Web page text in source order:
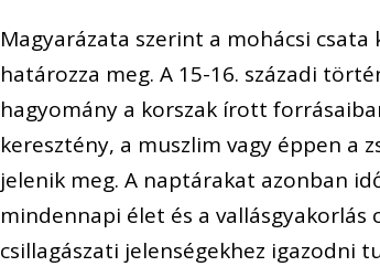
Magyarázata szerint a mohácsi
határozza meg. A 15-16. századi
hagyomány a korszak írott
keresztény, a muszlim vagy éppen a
jelenik meg. A naptárakat azonban
mindennapi élet és a vallásgyakorlás
csillagászati jelenségekhez igazodni